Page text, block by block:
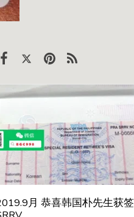
月 恭喜韩国朴先生获